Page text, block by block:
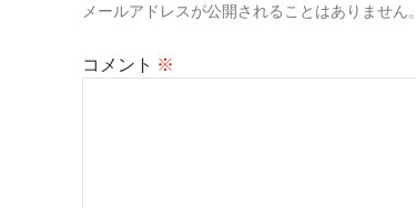
ョ
ン
メールアドレスが公開されることはありません。
コメント ※